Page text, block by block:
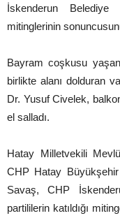
İskenderun
mitinglerinin
Bayram coşkusu
birlikte alanı dolduran
Dr. Yusuf Civelek,
el salladı.
Hatay Milletvekili
CHP Hatay
Savaş, CHP
partililerin katıldığı